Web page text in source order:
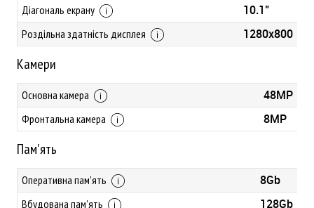
Діагональ екрану 10.1"
Роздільна здатність дисплея 1280х800
Камери
Основна камера 48MP
Фронтальна камера 8MP
Пам'ять
Оперативна пам'ять 8Gb
Вбудована пам'ять 128Gb